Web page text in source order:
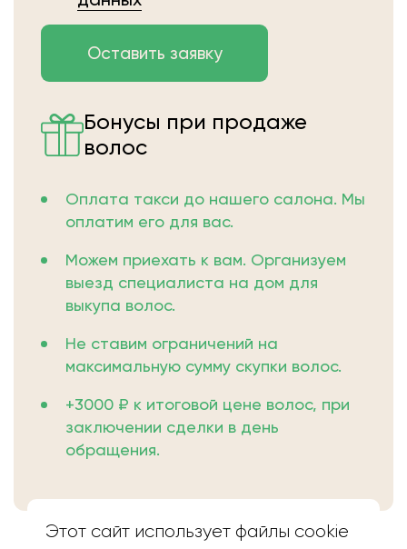
Бонусы при продаже
волос
Оплата такси до нашего салона. Мы
оплатим его для вас.
Можем приехать к вам. Организуем
выезд специалиста на дом для
выкупа волос.
Не ставим ограничений на
максимальную сумму скупки волос.
+3000 ₽ к итоговой цене волос, при
заключении сделки в день
обращения.
Этот сайт использует файлы cookie